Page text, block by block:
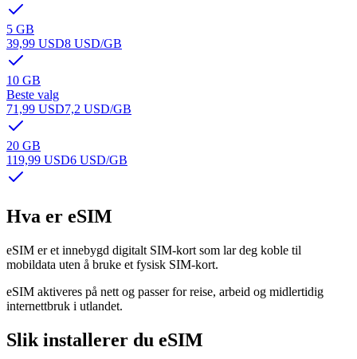
5 GB
39,99 USD8 USD/GB
10 GB
Beste valg
71,99 USD7,2 USD/GB
20 GB
119,99 USD6 USD/GB
Hva er eSIM
eSIM er et innebygd digitalt SIM-kort som lar deg koble til
mobildata uten å bruke et fysisk SIM-kort.
eSIM aktiveres på nett og passer for reise, arbeid og midlertidig
internettbruk i utlandet.
Slik installerer du eSIM